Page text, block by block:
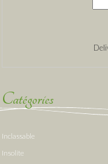
Catégories
Inclassable
Insolite